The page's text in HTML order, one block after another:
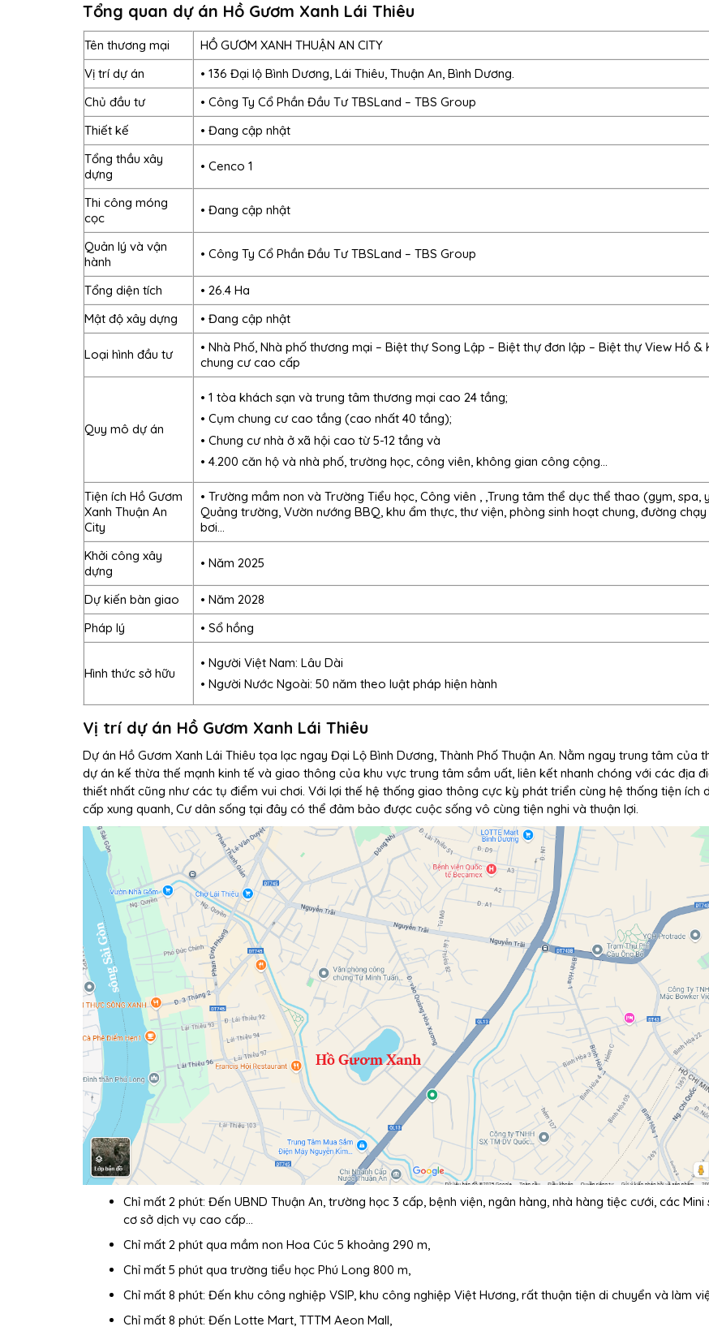
Tổng quan dự án Hồ Gươm Xanh Lái Thiêu
Tên thương mại
HỒ GƯƠM XANH THUẬN AN CITY
Vị trí dự án
• 136 Đại lộ Bình Dương, Lái Thiêu, Thuận An, Bình Dương.
Chủ đầu tư
• Công Ty Cổ Phần Đầu Tư TBSLand – TBS Group
Thiết kế
• Đang cập nhật
Tổng thầu xây
dựng
• Cenco 1
Thi công móng
cọc
• Đang cập nhật
Quản lý và vận
hành
• Công Ty Cổ Phần Đầu Tư TBSLand – TBS Group
Tổng diện tích
• 26.4 Ha
Mật độ xây dựng
• Đang cập nhật
Loại hình đầu tư
• Nhà Phố, Nhà phố thương mại – Biệt thự Song Lập – Biệt thự đơn lập – Biệt thự View Hồ &
chung cư cao cấp
Quy mô dự án
• 1 tòa khách sạn và trung tâm thương mại cao 24 tầng;
• Cụm chung cư cao tầng (cao nhất 40 tầng);
• Chung cư nhà ở xã hội cao từ 5-12 tầng và
• 4.200 căn hộ và nhà phố, trường học, công viên, không gian công cộng…
Tiện ích Hồ Gươm
Xanh Thuận An
City
• Trường mầm non và Trường Tiểu học, Công viên , ,Trung tâm thể dục thể thao (gym, spa,
Quảng trường, Vườn nướng BBQ, khu ẩm thực, thư viện, phòng sinh hoạt chung, đường
bơi…
Khởi công xây
dựng
• Năm 2025
Dự kiến bàn giao
• Năm 2028
Pháp lý
• Sổ hồng
Hình thức sở hữu
• Người Việt Nam: Lâu Dài
• Người Nước Ngoài: 50 năm theo luật pháp hiện hành
Vị trí dự án Hồ Gươm Xanh Lái Thiêu
Dự án Hồ Gươm Xanh Lái Thiêu tọa lạc ngay Đại Lộ Bình Dương, Thành Phố Thuận An. Nằm ngay trung tâm của
dự án kế thừa thế mạnh kinh tế và giao thông của khu vực trung tâm sầm uất, liên kết nhanh chóng với các địa
thiết nhất cũng như các tụ điểm vui chơi. Với lợi thế hệ thống giao thông cực kỳ phát triển cùng hệ thống tiện ích
cấp xung quanh, Cư dân sống tại đây có thể đảm bảo được cuộc sống vô cùng tiện nghi và thuận lợi.
Chỉ mất 2 phút: Đến UBND Thuận An, trường học 3 cấp, bệnh viện, ngân hàng, nhà hàng tiệc cưới, các
cơ sở dịch vụ cao cấp…
Chỉ mất 2 phút qua mầm non Hoa Cúc 5 khoảng 290 m,
Chỉ mất 5 phút qua trường tiểu học Phú Long 800 m,
Chỉ mất 8 phút: Đến khu công nghiệp VSIP, khu công nghiệp Việt Hương, rất thuận tiện di chuyển và làm
Chỉ mất 8 phút: Đến Lotte Mart, TTTM Aeon Mall,